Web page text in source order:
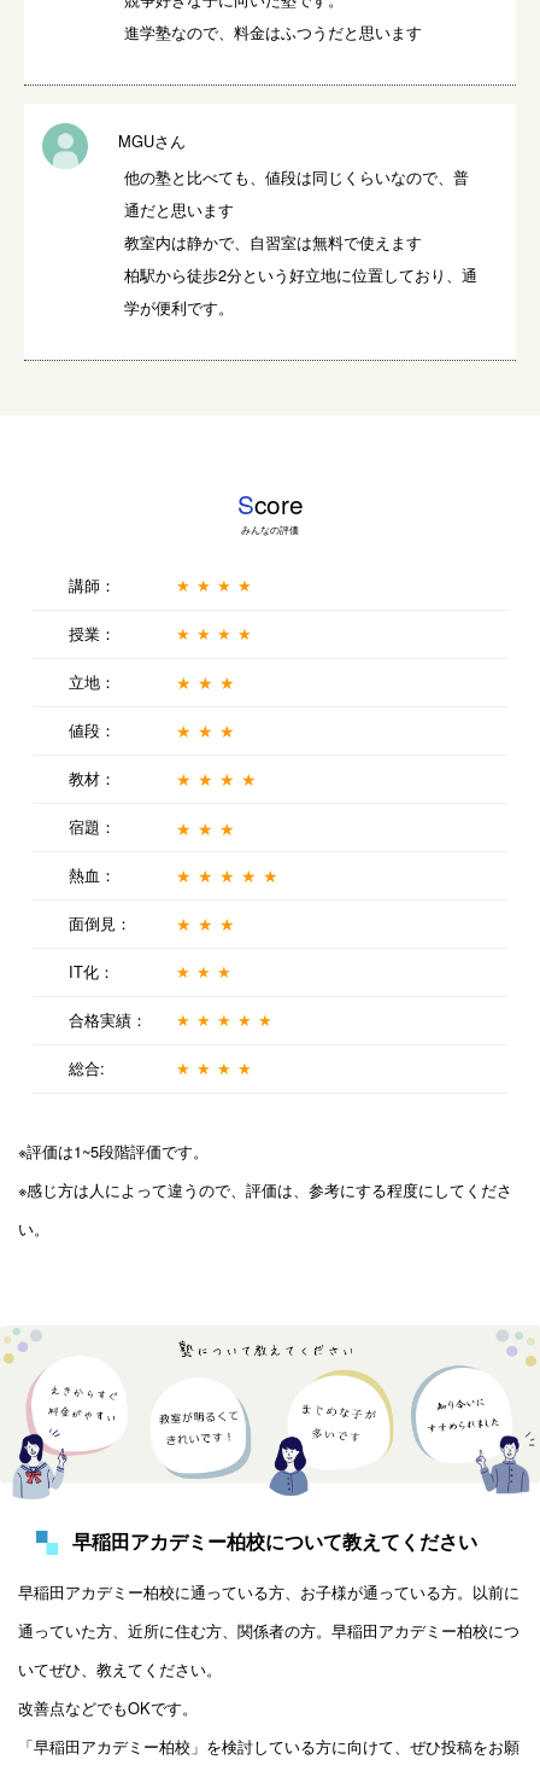
進学塾なので、料金はふつうだと思います
MGUさん
他の塾と比べても、値段は同じくらいなので、普
通だと思います
教室内は静かで、自習室は無料で使えます
柏駅から徒歩2分という好立地に位置しており、通
学が便利です。
Score
みんなの評価
講師： ★★★★
授業： ★★★★
立地： ★★★
値段： ★★★
教材： ★★★★
宿題： ★★★
熱血： ★★★★★
面倒見： ★★★
IT化： ★★★
合格実績： ★★★★★
総合: ★★★★
※評価は1~5段階評価です。
※感じ方は人によって違うので、評価は、参考にする程度にしてくださ
い。
早稲田アカデミー柏校について教えてください
早稲田アカデミー柏校に通っている方、お子様が通っている方。以前に
通っていた方、近所に住む方、関係者の方。早稲田アカデミー柏校につ
いてぜひ、教えてください。
改善点などでもOKです。
「早稲田アカデミー柏校」を検討している方に向けて、ぜひ投稿をお願